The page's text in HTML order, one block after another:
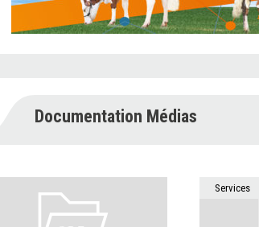
Documentation Médias
Services